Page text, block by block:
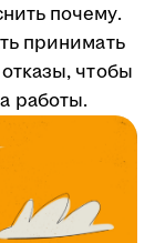
почему.
принимать
чтобы
работы.